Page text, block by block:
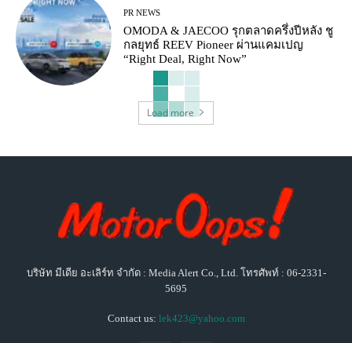
PR NEWS
OMODA & JAECOO รุกตลาดครึ่งปีหลัง ชู
กลยุทธ์ REEV Pioneer ผ่านแคมเปญ
“Right Deal, Right Now”
Load more
บริษัท มีเดีย อะเลิร์ท จำกัด : Media Alert Co., Ltd. โทรศัพท์ : 06-2331-
5695
Contact us: lek423@yahoo.com